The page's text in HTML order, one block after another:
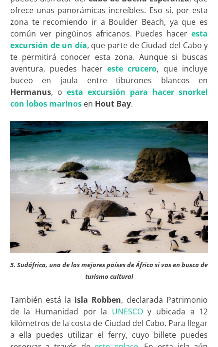
ofrece unas panorámicas increíbles. Eso sí, por esta
zona te recomiendo ir a Boulder Beach, ya que es
común ver pingüinos africanos. Puedes haceresta
excursión de un día, que parte de Ciudad del Cabo y
te permitirá conocer esta zona. Aunque si buscas
aventura, puedes hacer este crucero, que incluye
buceo en jaula entre tiburones blancos en
Hermanus, o esta excursión para hacer snorkel
con lobos marinosen Hout Bay.
5. Sudáfrica, uno de los mejores países de África si vas en busca de
turismo cultural
También está la isla Robben, declarada Patrimonio
de la Humanidad por la UNESCOy ubicada a 12
kilómetros de la costa de Ciudad del Cabo. Para llegar
a ella puedes utilizar el ferry, cuyo billete puedes